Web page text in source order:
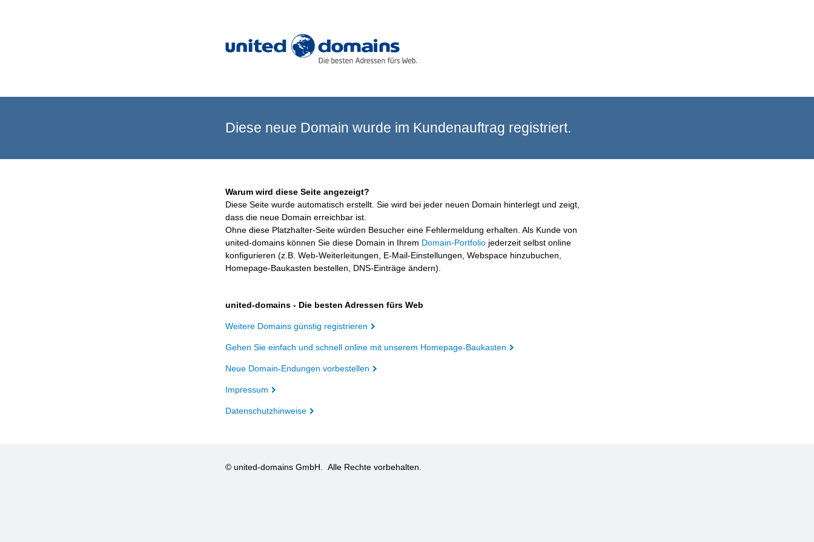
Diese neue Domain wurde im Kundenauftrag registriert.
Warum wird diese Seite angezeigt?
Diese Seite wurde automatisch erstellt. Sie wird bei jeder neuen Domain hinterlegt und zeigt,
dass die neue Domain erreichbar ist.
Ohne diese Platzhalter-Seite würden Besucher eine Fehlermeldung erhalten. Als Kunde von
united-domains können Sie diese Domain in Ihrem Domain-Portfolio jederzeit selbst online
konfigurieren (z.B. Web-Weiterleitungen, E-Mail-Einstellungen, Webspace hinzubuchen,
Homepage-Baukasten bestellen, DNS-Einträge ändern).
united-domains - Die besten Adressen fürs Web
Weitere Domains günstig registrieren
Gehen Sie einfach und schnell online mit unserem Homepage-Baukasten
Neue Domain-Endungen vorbestellen
Impressum
Datenschutzhinweise
© united-domains GmbH. Alle Rechte vorbehalten.